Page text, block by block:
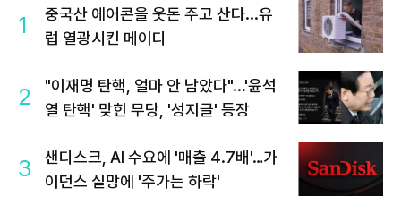
1
중국산 에어콘을 웃돈 주고 산다...유
럽 열광시킨 메이디
2
"이재명 탄핵, 얼마 안 남았다"...'윤석
열 탄핵' 맞힌 무당, '성지글' 등장
3
샌디스크, AI 수요에 '매출 4.7배'…가
이던스 실망에 '주가는 하락'